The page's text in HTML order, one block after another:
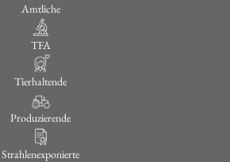
Amtliche
TFA
Tierhaltende
Produzierende
Strahlenexponierte